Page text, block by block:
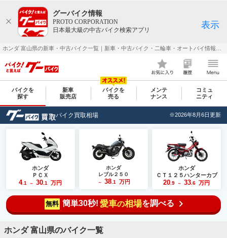
グーバイク情報
PROTO CORPORATION
日本最大級の中古バイク検索アプリ
表示
バイクを
探す
新車
販売店
バイクを
売る
メンテ
ナンス
コミュ
ニティ
バイク買取相場 ※2026年8月6日更新
ホンダ
ＰＣＸ
4.1 ～ 30 .1 万円
ホンダ
レブル２５０
～ 38.1 万円
ホンダ
ＣＴ１２５ハンターカブ
20 .9 ～ 33 .6 万円
無料 簡単30秒! 愛車の相場を調べる
ホンダ 富山県のバイク一覧